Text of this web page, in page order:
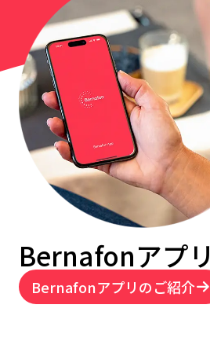
Bernafonアプリ
Bernafonアプリのご紹介